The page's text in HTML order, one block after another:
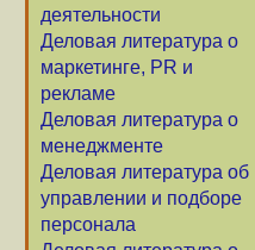
деятельности
Деловая литература о
маркетинге, PR и
рекламе
Деловая литература о
менеджменте
Деловая литература об
управлении и подборе
персонала